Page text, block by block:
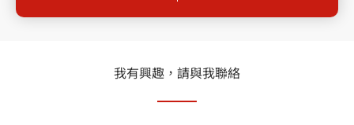
我有興趣，請與我聯絡